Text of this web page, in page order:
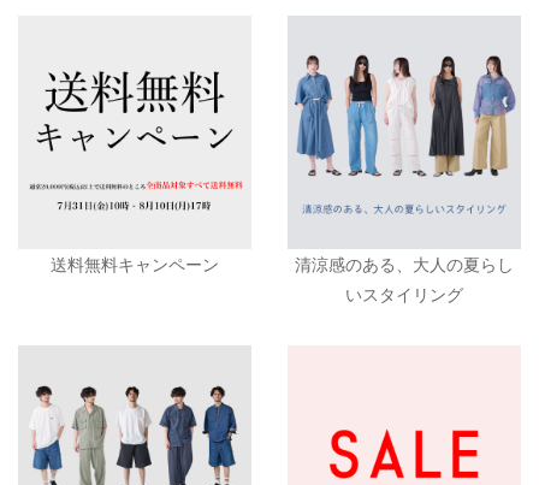
送料無料キャンペーン
清涼感のある、大人の夏らし
いスタイリング